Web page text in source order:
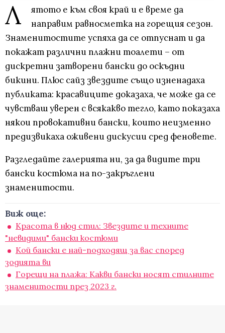
Л
ятото е към своя край и е време да
направим равносметка на горещия сезон.
Знаменитостите успяха да се отпуснат и да
покажат различни плажни тоалети – от
дискретни затворени бански до оскъдни
бикини. Плюс сайз звездите също изненадаха
публиката: красавиците доказаха, че може да се
чувстваш уверен с всякакво тегло, като показаха
някои провокативни бански, които неизменно
предизвикаха оживени дискусии сред феновете.
Разгледайте галерията ни, за да видите три
бански костюма на по-закръглени
знаменитости.
Виж още:
Красота в нюд стил: Звездите и техните
"невидими" бански костюми
Кой бански е най-подходящ за вас според
зодията ви
Горещи на плажа: Какви бански носят стилните
знаменитости през 2023 г.